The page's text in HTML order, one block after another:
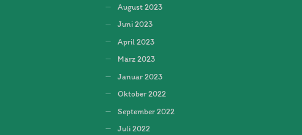
August 2023
Juni 2023
April 2023
März 2023
Januar 2023
Oktober 2022
September 2022
Juli 2022